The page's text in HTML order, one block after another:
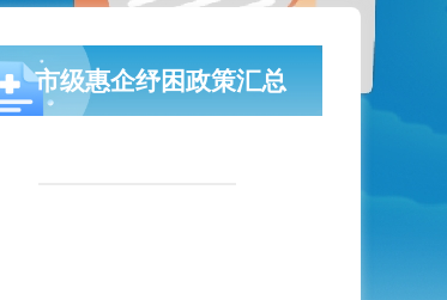
市级惠企纾困政策汇总